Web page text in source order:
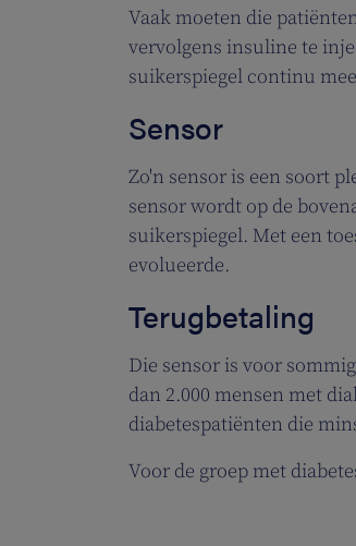
Vaak moeten die
vervolgens insuline te
suikerspiegel continu
Sensor
Zo'n sensor is een soort
sensor wordt op de
suikerspiegel. Met een
evolueerde.
Terugbetaling
Die sensor is voor
dan 2.000 mensen met
diabetespatiënten die
Voor de groep met